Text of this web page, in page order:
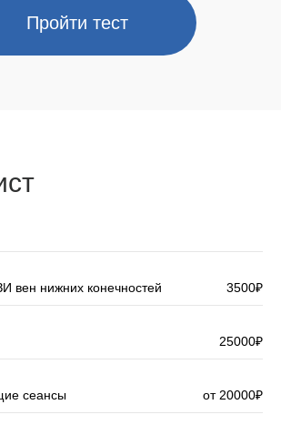
Пройти тест
вен нижних конечностей 3500₽
25000₽
сеансы от 20000₽